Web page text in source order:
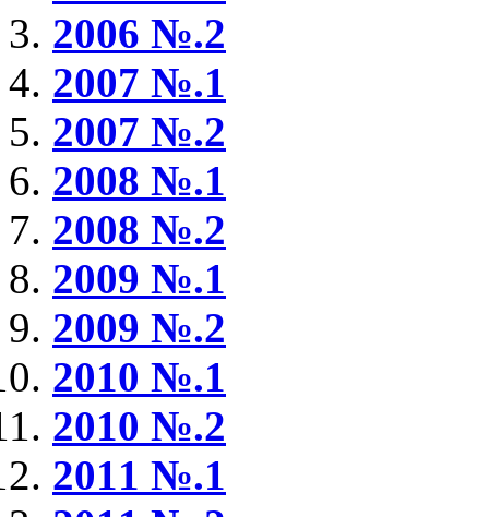
2006 №.2
2007 №.1
2007 №.2
2008 №.1
2008 №.2
2009 №.1
2009 №.2
2010 №.1
2010 №.2
2011 №.1